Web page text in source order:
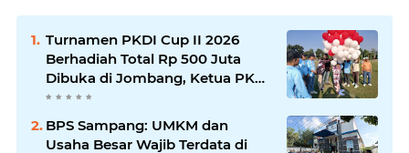
Turnamen PKDI Cup II 2026
Berhadiah Total Rp 500 Juta
Dibuka di Jombang, Ketua PKDI
Jatim Syaifullah Mahdi: Ajang
Komunikasi Antar-Kades untuk
BPS Sampang: UMKM dan
Usaha Besar Wajib Terdata di